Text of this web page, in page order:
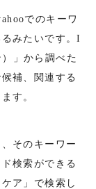
でのキーワ
みたいです。I
」から調べた
補、関連する
す。
そのキーワー
検索ができる
ア」で検索し